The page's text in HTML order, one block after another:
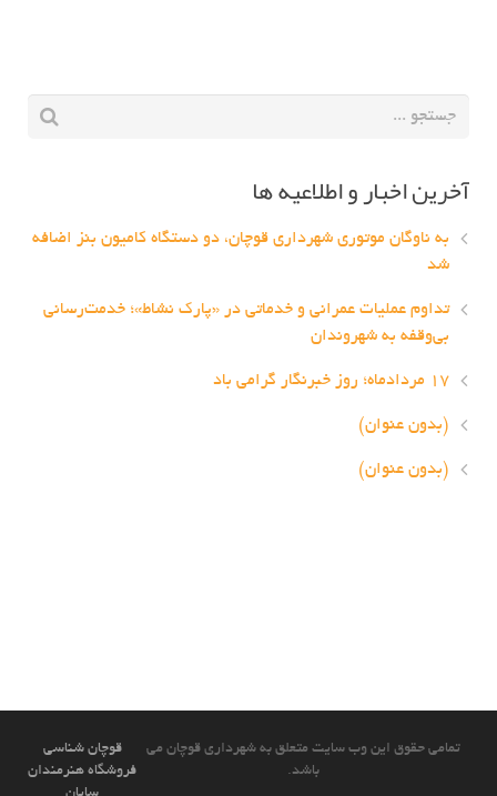
آخرین اخبار و اطلاعیه ها
به ناوگان موتوری شهرداری قوچان، دو دستگاه کامیون بنز اضافه
شد
تداوم عملیات عمرانی و خدماتی در «پارک نشاط»؛ خدمت‌رسانی
بی‌وقفه به شهروندان
۱۷ مردادماه؛ روز خبرنگار گرامی باد
(بدون عنوان)
(بدون عنوان)
قوچان شناسی
فروشگاه هنرمندان
تمامی حقوق این وب سایت متعلق به شهرداری قوچان می
باشد.